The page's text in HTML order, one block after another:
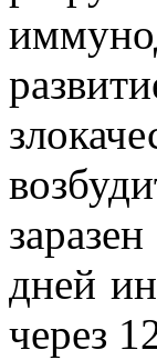
дней
через